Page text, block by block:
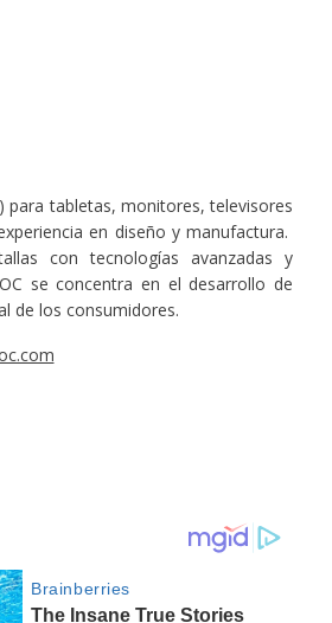
para tabletas, monitores, televisores
en diseño y manufactura.
con tecnologías avanzadas y
se concentra en el desarrollo de
de los consumidores.